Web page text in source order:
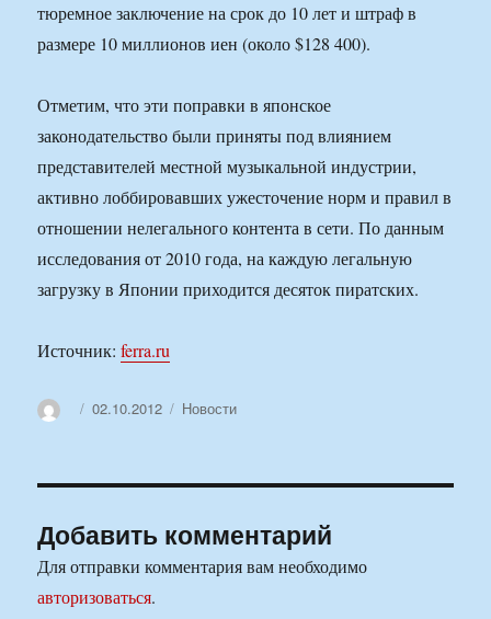
тюремное заключение на срок до 10 лет и штраф в
размере 10 миллионов иен (около $128 400).
Отметим, что эти поправки в японское
законодательство были приняты под влиянием
представителей местной музыкальной индустрии,
активно лоббировавших ужесточение норм и правил в
отношении нелегального контента в сети. По данным
исследования от 2010 года, на каждую легальную
загрузку в Японии приходится десяток пиратских.
Источник:ferra.ru
АвторОпубликовано
02.10.2012 Рубрики
Новости
Добавить комментарий
Для отправки комментария вам необходимо
авторизоваться.